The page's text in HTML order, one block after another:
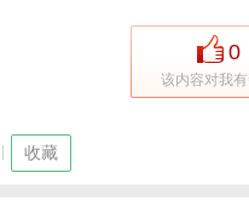
0
该内容对我
收藏